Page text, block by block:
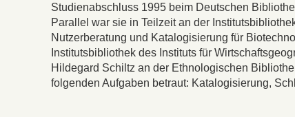
Studienabschluss 1995 beim Deutschen
Parallel war sie in Teilzeit an der
Nutzerberatung und Katalogisierung für
Institutsbibliothek des Instituts für
Hildegard Schiltz an der Ethnologischen
folgenden Aufgaben betraut: Katalogisierung,